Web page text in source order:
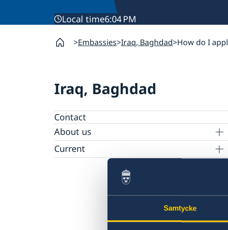
Samtycke
Local time6:04 PM
Embassies Iraq, Baghdad How do I
Iraq, Baghdad
Contact
About us
Data Protection Policy (GDPR)
Current